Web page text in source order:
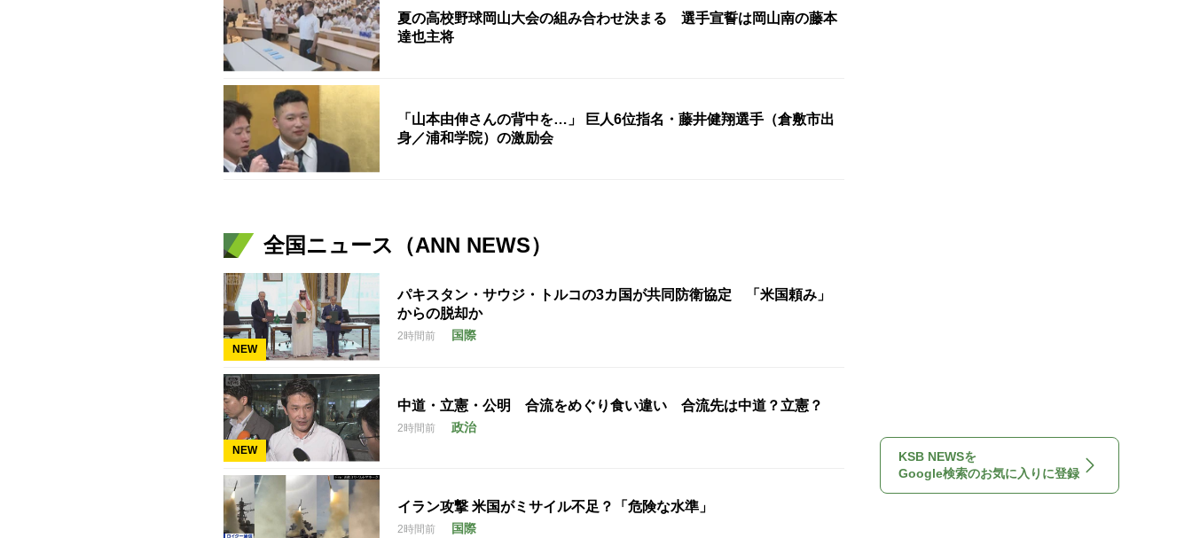
夏の高校野球岡山大会の組み合わせ決まる 選手宣誓は岡山南の藤本
達也主将
「山本由伸さんの背中を…」 巨人6位指名・藤井健翔選手（倉敷市出
身／浦和学院）の激励会
全国ニュース（ANN NEWS）
NEW
パキスタン・サウジ・トルコの3カ国が共同防衛協定 「米国頼み」
からの脱却か
2時間前 国際
NEW
中道・立憲・公明 合流をめぐり食い違い 合流先は中道？立憲？
2時間前 政治
イラン攻撃 米国がミサイル不足？「危険な水準」
2時間前 国際
KSB NEWSを
Google検索のお気に入りに登録